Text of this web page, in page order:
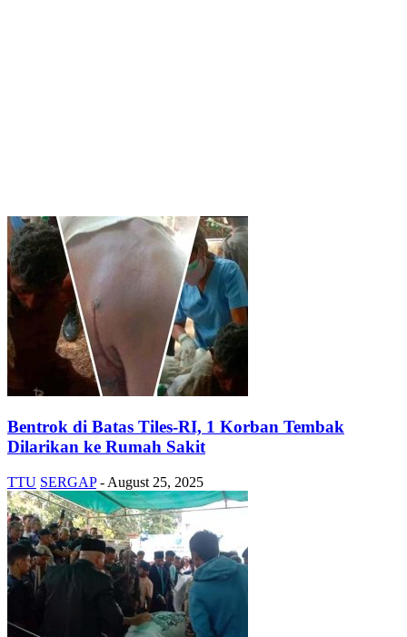
Bentrok di Batas Tiles-RI, 1 Korban Tembak
Dilarikan ke Rumah Sakit
TTU SERGAP - August 25, 2025